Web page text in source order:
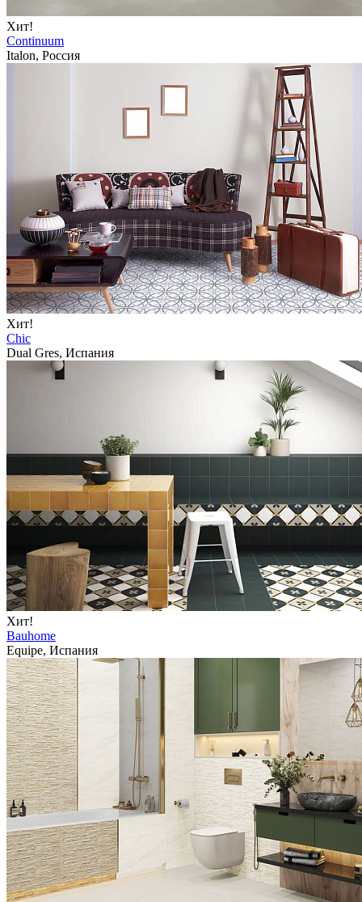
Хит!
Continuum
Italon, Россия
Хит!
Chic
Dual Gres, Испания
Хит!
Bauhome
Equipe, Испания